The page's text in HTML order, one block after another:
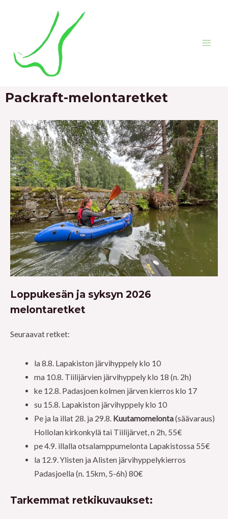
Packraft-melontaretket
Loppukesän ja syksyn 2026
melontaretket
Seuraavat retket:
la 8.8. Lapakiston järvihyppely klo 10
ma 10.8. Tiilijärvien järvihyppely klo 18 (n. 2h)
ke 12.8. Padasjoen kolmen järven kierros klo 17
su 15.8. Lapakiston järvihyppely klo 10
Pe ja la illat 28. ja 29.8. Kuutamomelonta(säävaraus)
Hollolan kirkonkylä tai Tiilijärvet, n 2h, 55€
pe 4.9. illalla otsalamppumelonta Lapakistossa 55€
la 12.9. Ylisten ja Alisten järvihyppelykierros
Padasjoella (n. 15km, 5-6h) 80€
Tarkemmat retkikuvaukset: